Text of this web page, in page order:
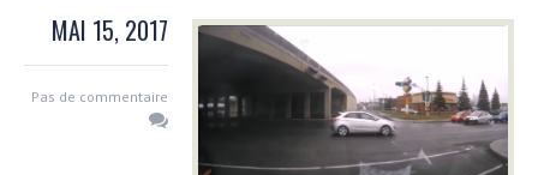
MAI 15, 2017
Pas de commentaire